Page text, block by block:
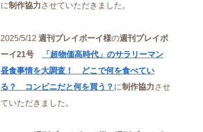
に制作協力させていただきました。
2025/5/12 週刊プレイボーイ様の週刊プレイボ
ーイ21号
「超物価高時代」のサラリーマン
昼食事情を大調査！ どこで何を食べてい
る？ コンビニだと何を買う？ に制作協力させ
ていただきました。